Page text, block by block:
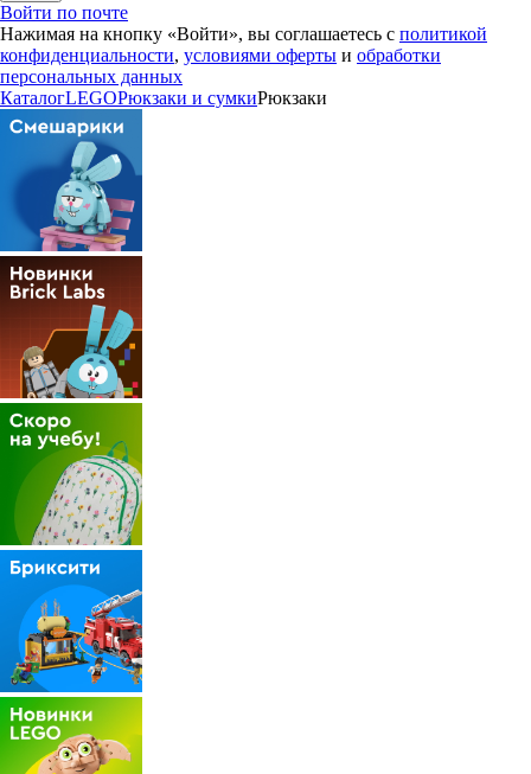
Войти по почте
Нажимая на кнопку «Войти», вы соглашаетесь с политикой
конфиденциальности, условиями оферты и обработки
персональных данных
КаталогLEGOРюкзаки и сумкиРюкзаки